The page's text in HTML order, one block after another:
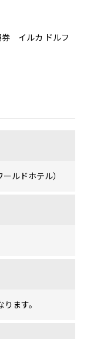
券 イルカ ドルフ
ルドホテル）
ます。